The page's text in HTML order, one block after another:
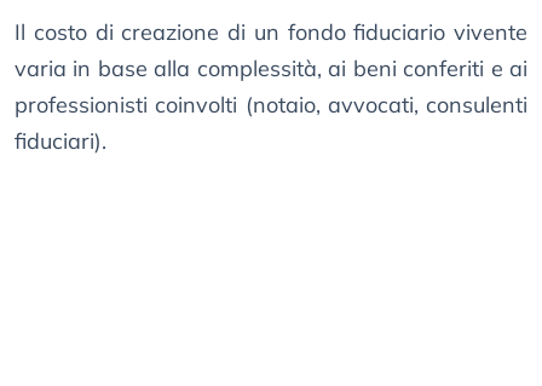
Il costo di creazione di un fondo fiduciario vivente
varia in base alla complessità, ai beni conferiti e ai
professionisti coinvolti (notaio, avvocati, consulenti
fiduciari).